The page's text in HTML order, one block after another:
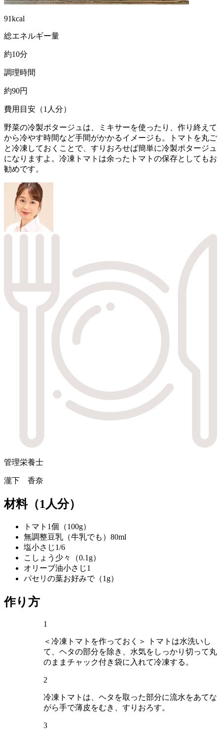
91kcal
総エネルギー量
約10分
調理時間
約90円
費用目安（1人分）
野菜の冷製ポタージュは、ミキサーを使ったり、作り終えて
から冷やす時間など手間がかかるイメージも。トマトを丸ご
と冷凍しておくことで、すりおろせば簡単に冷製ポタージュ
になりますよ。冷凍トマトは余ったトマトの保存としてもお
勧めです。
管理栄養士
瀧下 香奈
材料（1人分）
トマト 1個（100g）
無調整豆乳（牛乳でも） 80ml
塩小さじ1/6
こしょう 少々（0.1g）
オリーブ油小さじ1
パセリの葉お好みで（1g）
作り方
1
＜冷凍トマトを作っておく＞ トマトは水洗いし
て、ヘタの部分を除き、水気をしっかり切って丸
のままチャック付き袋に入れて冷凍する。
2
冷凍トマトは、ヘタを取った部分に流水をあてな
がら手で薄皮をむき、すりおろす。
3